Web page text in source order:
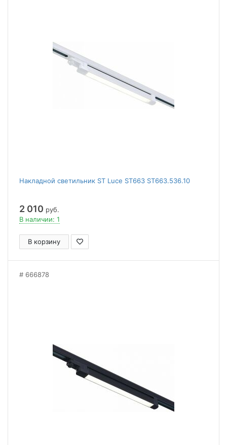
Накладной светильник ST Luce ST663 ST663.536.10
2 010 руб.
В наличии: 1
В корзину
666878